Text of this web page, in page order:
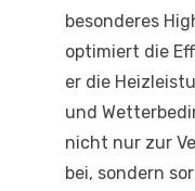
besonderes
optimiert die
er die
und
nicht nur zur
bei, sondern